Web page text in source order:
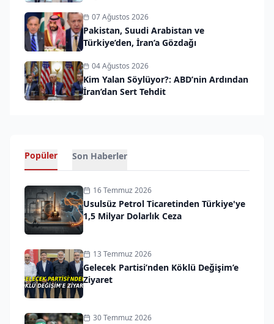
07 Ağustos 2026
Pakistan, Suudi Arabistan ve
Türkiye’den, İran’a Gözdağı
04 Ağustos 2026
Kim Yalan Söylüyor?: ABD’nin Ardından
İran’dan Sert Tehdit
Popüler Son Haberler
16 Temmuz 2026
Usulsüz Petrol Ticaretinden Türkiye'ye
1,5 Milyar Dolarlık Ceza
13 Temmuz 2026
Gelecek Partisi’nden Köklü Değişim’e
Ziyaret
30 Temmuz 2026